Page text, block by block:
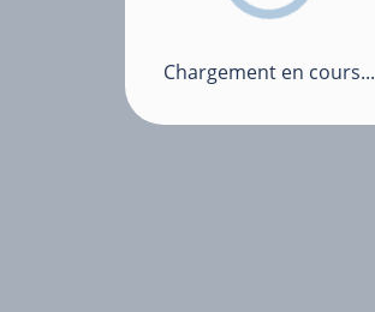
Chargement en cours...